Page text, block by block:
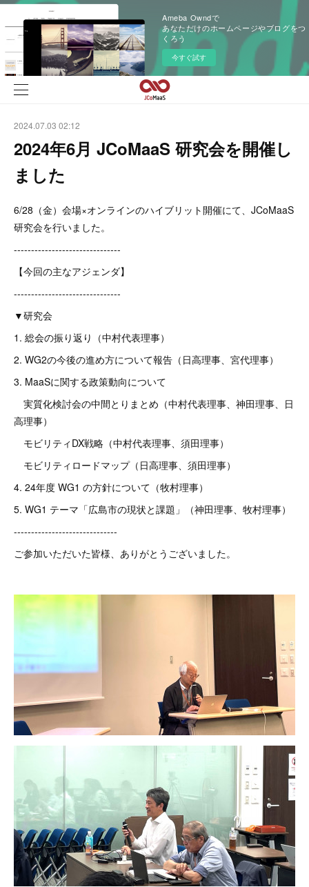
Ameba Owndで
あなただけのホームページやブログをつ
くろう
今すぐ試す
2024.07.03 02:12
2024年6月 JCoMaaS 研究会を開催し
ました
6/28（金）会場×オンラインのハイブリット開催にて、JCoMaaS
研究会を行いました。
-------------------------------
【今回の主なアジェンダ】
-------------------------------
▼研究会
1. 総会の振り返り（中村代表理事）
2. WG2の今後の進め方について報告（日高理事、宮代理事）
3. MaaSに関する政策動向について
実質化検討会の中間とりまとめ（中村代表理事、神田理事、日
高理事）
モビリティDX戦略（中村代表理事、須田理事）
モビリティロードマップ（日高理事、須田理事）
4. 24年度 WG1 の方針について（牧村理事）
5. WG1 テーマ「広島市の現状と課題」（神田理事、牧村理事）
------------------------------
ご参加いただいた皆様、ありがとうございました。